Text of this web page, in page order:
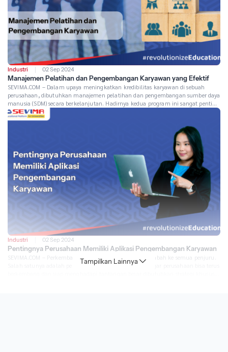
Industri 02 Sep 2024
Manajemen Pelatihan dan Pengembangan Karyawan yang Efektif
SEVIMA.COM – Dalam upaya meningkatkan kredibilitas karyawan di sebuah
perusahaan, dibutuhkan manajemen pelatihan dan pengembangan sumber daya
manusia (SDM) secara berkelanjutan. Hadirnya kedua program ini sangat penting
untuk mencapai penguasaan keterampilan dan kompetensi karyawan. Kegiatan
ini juga sudah diatur jelas dalam Undang-undang Nomor 13 Tahun 2003, yang
menyatakan bahwa setiap perusahaan wajib meningkatkan sumber daya […]
Industri 02 Sep 2024
Pentingnya Perusahaan Memiliki Aplikasi Pengembangan Karyawan
SEVIMA.COM – Perkembangan dunia digital terus merambah ke semua penjuru.
Salah satunya adalah perusahaan dan dunia industri. Agar perusahaan bisa terus
Tampilkan Lainnya